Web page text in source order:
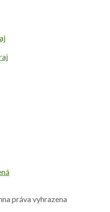
práva vyhrazena